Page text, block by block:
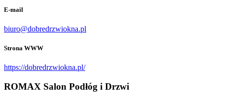
E-mail
biuro@dobredrzwiokna.pl
Strona WWW
https://dobredrzwiokna.pl/
ROMAX Salon Podłóg i Drzwi